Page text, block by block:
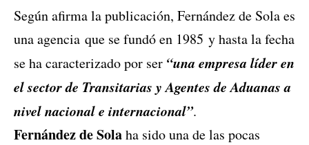
Según afirma la publicación, Fernández de Sola es
una agencia que se fundó en 1985 y hasta la fecha
se ha caracterizado por ser “una empresa líder en
el sector de Transitarias y Agentes de Aduanas a
nivel nacional e internacional”.
Fernández de Solaha sido una de las pocas